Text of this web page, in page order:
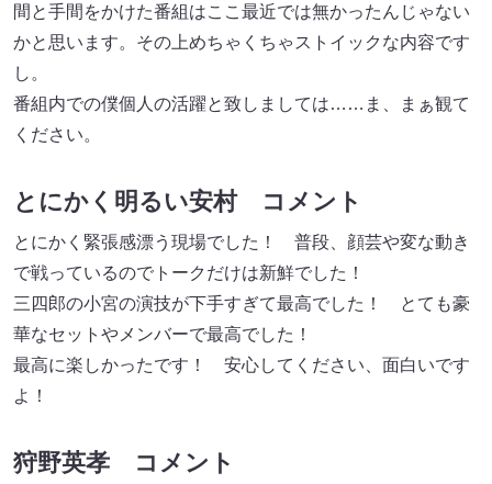
間と手間をかけた番組はここ最近では無かったんじゃない
かと思います。その上めちゃくちゃストイックな内容です
し。
番組内での僕個人の活躍と致しましては……ま、まぁ観て
ください。
とにかく明るい安村 コメント
とにかく緊張感漂う現場でした！ 普段、顔芸や変な動き
で戦っているのでトークだけは新鮮でした！
三四郎の小宮の演技が下手すぎて最高でした！ とても豪
華なセットやメンバーで最高でした！
最高に楽しかったです！ 安心してください、面白いです
よ！
狩野英孝 コメント